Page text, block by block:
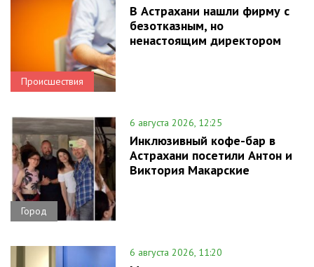
Происшествия
В Астрахани нашли фирму с
безотказным, но
ненастоящим директором
Город
6 августа 2026, 12:25
Инклюзивный кофе-бар в
Астрахани посетили Антон и
Виктория Макарские
6 августа 2026, 11:20